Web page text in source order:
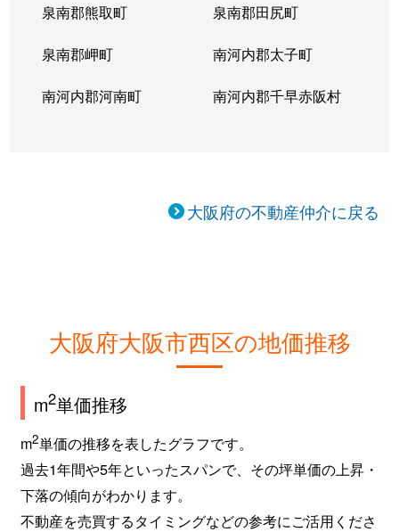
泉南郡熊取町 泉南郡田尻町
泉南郡岬町 南河内郡太子町
南河内郡河南町 南河内郡千早赤阪村
大阪府の不動産仲介に戻る
大阪府大阪市西区の地価推移
m2単価推移
m2単価の推移を表したグラフです。
過去1年間や5年といったスパンで、その坪単価の上昇・
下落の傾向がわかります。
不動産を売買するタイミングなどの参考にご活用くださ